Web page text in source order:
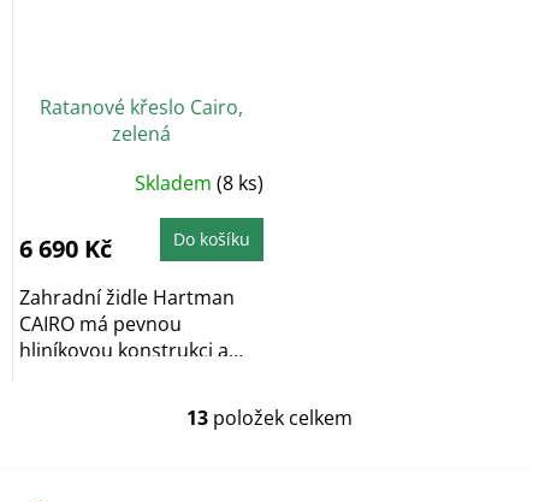
Ratanové křeslo Cairo,
zelená
Skladem (8 ks)
6 690 Kč Do košíku
Zahradní židle Hartman
CAIRO má pevnou
hliníkovou konstrukci a
O
13 položek celkem